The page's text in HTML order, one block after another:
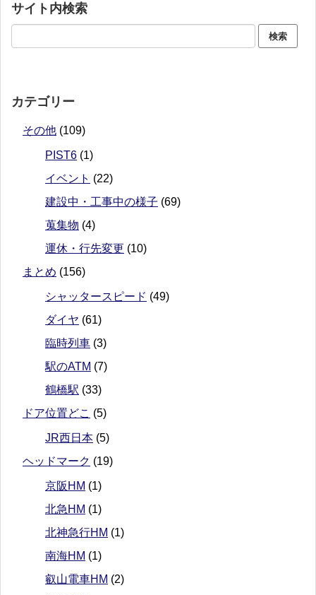
サイト内検索
カテゴリー
その他 (109)
PIST6 (1)
イベント (22)
建設中・工事中の様子 (69)
蒐集物 (4)
運休・行先変更 (10)
まとめ (156)
シャッタースピード (49)
ダイヤ (61)
臨時列車 (3)
駅のATM (7)
鶴橋駅 (33)
ドア位置どこ (5)
JR西日本 (5)
ヘッドマーク (19)
京阪HM (1)
北急HM (1)
北神急行HM (1)
南海HM (1)
叡山電車HM (2)